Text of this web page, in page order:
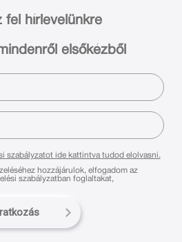
fel hírlevelünkre
elsőkézből
szabályzatot ide kattintva tudod elolvasni.
hozzájárulok, elfogadom az
adatvédelmi és adatkezelési szabályzatban foglaltakat,